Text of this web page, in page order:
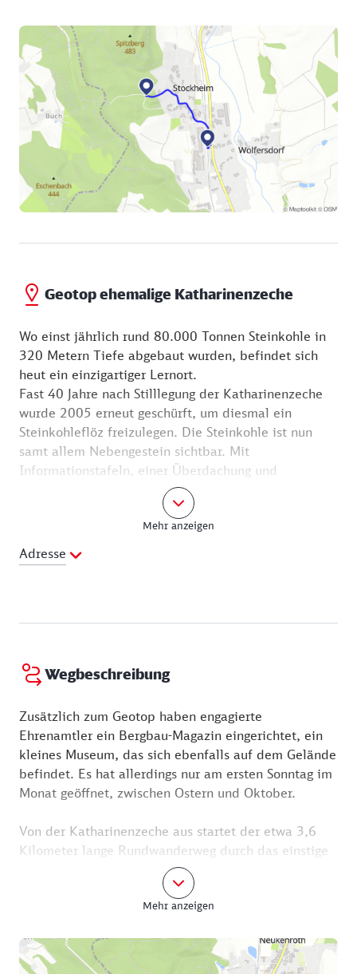
Geotop ehemalige Katharinenzeche
Wo einst jährlich rund 80.000 Tonnen Steinkohle in
320 Metern Tiefe abgebaut wurden, befindet sich
heut ein einzigartiger Lernort.
Fast 40 Jahre nach Stilllegung der Katharinenzeche
wurde 2005 erneut geschürft, um diesmal ein
Steinkohleflöz freizulegen. Die Steinkohle ist nun
samt allem Nebengestein sichtbar. Mit
Informationstafeln, einer Überdachung und
Sitzgelegenheiten ausgestattet, bietet es Besuchern
einen einzigartigen Einblick in die geologische
Beschaffenheit des Kohlegebietes.
In der Katharinenzeche war 200 Jahre lang Kohle
abgebaut worden. Es war ein wirtschaftlich
Grube und es wurde mit den Stilllegungsarbeiten
Grube waren zu hoch geworden.
Mehr anzeigen
Adresse
Wegbeschreibung
Zusätzlich zum Geotop haben engagierte
Ehrenamtler ein Bergbau-Magazin eingerichtet, ein
kleines Museum, das sich ebenfalls auf dem Gelände
befindet. Es hat allerdings nur am ersten Sonntag im
Monat geöffnet, zwischen Ostern und Oktober.
Von der Katharinenzeche aus startet der etwa 3,6
Kilometer lange Rundwanderweg durch das einstige
Stockheimer Bergbaugebiet. Orientierung bietet das
Zeichen mit der Aufschrift „Geo Pfad“.
Katharinenzeche, direkt am Geopfad, befindet sich
ein weiterer offener Steinkohleflöz.
Mehr anzeigen